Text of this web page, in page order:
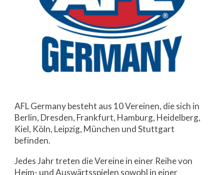
AFL Germany besteht aus 10 Vereinen, die sich in
Berlin, Dresden, Frankfurt, Hamburg, Heidelberg,
Kiel, Köln, Leipzig, München und Stuttgart
befinden.
Jedes Jahr treten die Vereine in einer Reihe von
Heim- und Auswärtsspielen sowohl in einer